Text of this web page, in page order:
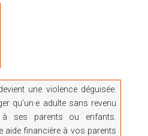
une violence déguisée.
qu’un·e adulte sans revenu
à ses parents ou enfants.
aide financière à vos parents